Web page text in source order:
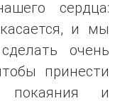
сердца:
и мы
очень
принести
покаяния и